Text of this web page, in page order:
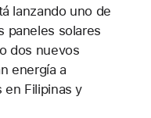
lanzando uno de
paneles solares
dos nuevos
energía a
en Filipinas y